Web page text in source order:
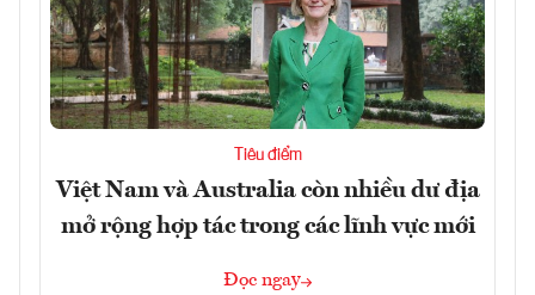
Tiêu điểm
Việt Nam và Australia còn nhiều dư địa
mở rộng hợp tác trong các lĩnh vực mới
Đọc ngay